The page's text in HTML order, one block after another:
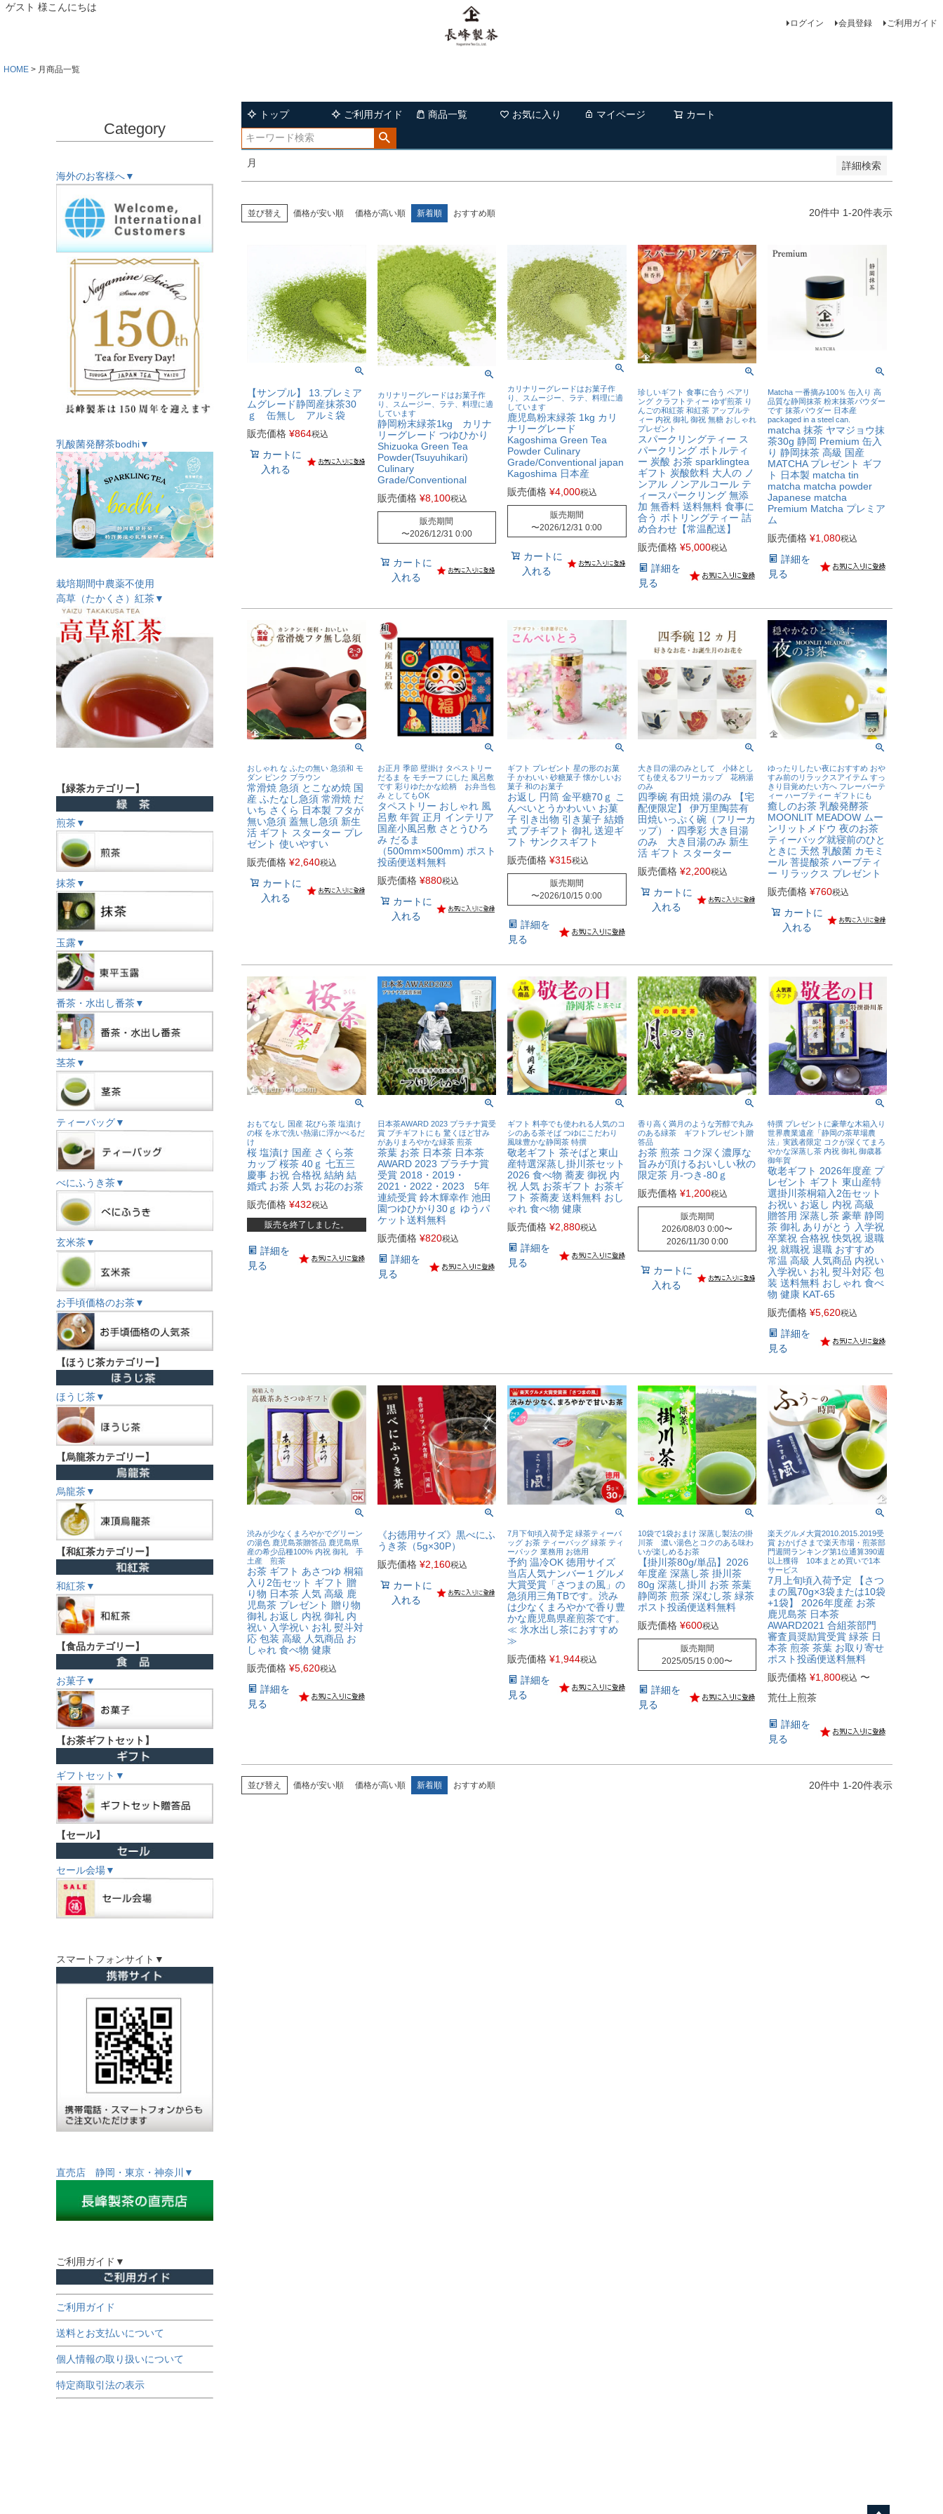
ゲスト 様こんにちは
ログイン 会員登録 ご利用ガイド
HOME 月商品一覧
Category
海外のお客様へ▼
乳酸菌発酵茶bodhi▼
栽培期間中農薬不使用
高草（たかくさ）紅茶▼
【緑茶カテゴリー】
煎茶▼
抹茶▼
玉露▼
番茶・水出し番茶▼
茎茶▼
ティーバッグ▼
べにふうき茶▼
玄米茶▼
お手頃価格のお茶▼
【ほうじ茶カテゴリー】
ほうじ茶▼
【烏龍茶カテゴリー】
烏龍茶▼
【和紅茶カテゴリー】
和紅茶▼
【食品カテゴリー】
お菓子▼
【お茶ギフトセット】
ギフトセット▼
【セール】
セール会場▼
スマートフォンサイト▼
直売店 静岡・東京・神奈川▼
ご利用ガイド▼
ご利用ガイド
送料とお支払いについて
個人情報の取り扱いについて
特定商取引法の表示
トップ ご利用ガイド 商品一覧 お気に入り マイページ カート
月 詳細検索
並び替え 価格が安い順 価格が高い順 新着順 おすすめ順 20件中 1-20件表示
【サンプル】 13.プレミア
ムグレード静岡産抹茶30
ｇ 缶無し アルミ袋
販売価格 ¥864税込
カートに
入れる
カリナリーグレードはお菓子作
り、スムージー、ラテ、料理に適
しています
静岡粉末緑茶1kg カリナ
リーグレード つゆひかり
Shizuoka Green Tea
Powder(Tsuyuhikari)
Culinary
Grade/Conventional
販売価格 ¥8,100税込
販売期間
〜2026/12/31 0:00
カートに
入れる
カリナリーグレードはお菓子作
り、スムージー、ラテ、料理に適
しています
鹿児島粉末緑茶 1kg カリ
ナリーグレード
Kagoshima Green Tea
Powder Culinary
Grade/Conventional japan
Kagoshima 日本産
販売価格 ¥4,000税込
販売期間
〜2026/12/31 0:00
カートに
入れる
珍しいギフト 食事に合う ペアリ
ング クラフトティー ゆず煎茶 り
んごの和紅茶 和紅茶 アップルテ
ィー 内祝 御礼 御祝 無糖 おしゃれ
プレゼント
スパークリングティー ス
パークリング ボトルティ
ー 炭酸 お茶 sparklingtea
ギフト 炭酸飲料 大人の ノ
ンアル ノンアルコール テ
ィースパークリング 無添
加 無香料 送料無料 食事に
合う ボトリングティー 詰
め合わせ【常温配送】
販売価格 ¥5,000税込
詳細を
見る
Matcha 一番摘み100％ 缶入り 高
品質な静岡抹茶 粉末抹茶パウダー
です 抹茶パウダー 日本産
packaged in a steel can.
matcha 抹茶 ヤマジョウ抹
茶30g 静岡 Premium 缶入
り 静岡抹茶 高級 国産
MATCHA プレゼント ギフ
ト 日本製 matcha tin
matcha matcha powder
Japanese matcha
Premium Matcha プレミア
ム
販売価格 ¥1,080税込
詳細を
見る
おしゃれ な ふたの無い 急須和 モ
ダン ピンク ブラウン
常滑焼 急須 とこなめ焼 国
産 ふたなし急須 常滑焼 だ
いち さくら 日本製 フタが
無い急須 蓋無し急須 新生
活 ギフト スターター プレ
ゼント 使いやすい
販売価格 ¥2,640税込
カートに
入れる
お正月 季節 壁掛け タペストリー
だるま を モチーフ にした 風呂敷
です 彩りゆたかな絵柄 お弁当包
み としてもOK
タペストリー おしゃれ 風
呂敷 年賀 正月 インテリア
国産小風呂敷 さとうひろ
み だるま
（500mm×500mm) ポスト
投函便送料無料
販売価格 ¥880税込
カートに
入れる
ギフト プレゼント 星の形のお菓
子 かわいい 砂糖菓子 懐かしいお
菓子 和のお菓子
お返し 円筒 金平糖70ｇ こ
んぺいとうかわいい お菓
子 引き出物 引き菓子 結婚
式 プチギフト 御礼 送迎ギ
フト サンクスギフト
販売価格 ¥315税込
販売期間
〜2026/10/15 0:00
詳細を
見る
大き目の湯のみとして 小鉢とし
ても使えるフリーカップ 花柄湯
のみ
四季碗 有田焼 湯のみ 【宅
配便限定】 伊万里陶芸有
田焼いっぷく碗（フリーカ
ップ）・四季彩 大き目湯
のみ 大き目湯のみ 新生
活 ギフト スターター
販売価格 ¥2,200税込
カートに
入れる
ゆったりしたい夜におすすめ おや
すみ前のリラックスアイテム すっ
きり目覚めたい方へ フレーバーテ
ィー ハーブティー ギフトにも
癒しのお茶 乳酸発酵茶
MOONLIT MEADOW ムー
ンリットメドウ 夜のお茶
ティーバッグ就寝前のひと
ときに 天然 乳酸菌 カモミ
ール 菩提酸茶 ハーブティ
ー リラックス プレゼント
販売価格 ¥760税込
カートに
入れる
おもてなし 国産 花びら茶 塩漬け
の桜 を水で洗い熱湯に浮かべるだ
け
桜 塩漬け 国産 さくら茶
カップ 桜茶 40ｇ 七五三
慶事 お祝 合格祝 結納 結
婚式 お茶 人気 お花のお茶
販売価格 ¥432税込
販売を終了しました。
詳細を
見る
日本茶AWARD 2023 プラチナ賞受
賞 プチギフトにも 驚くほど甘み
がありまろやかな緑茶 煎茶
茶葉 お茶 日本茶 日本茶
AWARD 2023 プラチナ賞
受賞 2018・2019・
2021・2022・2023 5年
連続受賞 鈴木輝幸作 池田
園つゆひかり30ｇ ゆうパ
ケット送料無料
販売価格 ¥820税込
詳細を
見る
ギフト 料亭でも使われる人気のコ
シのある茶そば つゆにこだわり
風味豊かな静岡茶 特撰
敬老ギフト 茶そばと東山
産特選深蒸し掛川茶セット
2026 食べ物 蕎麦 御祝 内
祝 人気 お茶ギフト お茶ギ
フト 茶蕎麦 送料無料 おし
ゃれ 食べ物 健康
販売価格 ¥2,880税込
詳細を
見る
香り高く満月のような芳醇で丸み
のある緑茶 ギフトプレゼント贈
答品
お茶 煎茶 コク深く濃厚な
旨みが頂けるおいしい秋の
限定茶 月-つき-80ｇ
販売価格 ¥1,200税込
販売期間
2026/08/03 0:00〜
2026/11/30 0:00
カートに
入れる
特撰 プレゼントに豪華な木箱入り
世界農業遺産「静岡の茶草場農
法」実践者限定 コクが深くてまろ
やかな深蒸し茶 内祝 御礼 御歳暮
御年賀
敬老ギフト 2026年度産 プ
レゼント ギフト 東山産特
選掛川茶桐箱入2缶セット
お祝い お返し 内祝 高級
贈答用 深蒸し茶 豪華 静岡
茶 御礼 ありがとう 入学祝
卒業祝 合格祝 快気祝 退職
祝 就職祝 退職 おすすめ
常温 高級 人気商品 内祝い
入学祝い お礼 熨斗対応 包
装 送料無料 おしゃれ 食べ
物 健康 KAT-65
販売価格 ¥5,620税込
詳細を
見る
渋みが少なくまろやかでグリーン
の湯色 鹿児島茶贈答品 鹿児島県
産の希少品種100% 内祝 御礼 手
土産 煎茶
お茶 ギフト あさつゆ 桐箱
入り2缶セット ギフト 贈
り物 日本茶 人気 高級 鹿
児島茶 プレゼント 贈り物
御礼 お返し 内祝 御礼 内
祝い 入学祝い お礼 熨斗対
応 包装 高級 人気商品 お
しゃれ 食べ物 健康
販売価格 ¥5,620税込
詳細を
見る
《お徳用サイズ》黒べにふ
うき茶（5g×30P）
販売価格 ¥2,160税込
カートに
入れる
7月下旬頃入荷予定 緑茶ティーバ
ッグ お茶 ティーバッグ 緑茶 ティ
ーパック 業務用 お徳用
予約 温冷OK 徳用サイズ
当店人気ナンバー１グルメ
大賞受賞「さつまの風」の
急須用三角TBです。渋み
は少なくまろやかで香り豊
かな鹿児島県産煎茶です。
≪ 氷水出し茶におすすめ
≫
販売価格 ¥1,944税込
詳細を
見る
10袋で1袋おまけ 深蒸し製法の掛
川茶 濃い湯色とコクのある味わ
いが楽しめるお茶
【掛川茶80g/単品】2026
年度産 深蒸し茶 掛川茶
80g 深蒸し掛川 お茶 茶葉
静岡茶 煎茶 深むし茶 緑茶
ポスト投函便送料無料
販売価格 ¥600税込
販売期間
2025/05/15 0:00〜
詳細を
見る
楽天グルメ大賞2010.2015.2019受
賞 おかげさまで楽天市場・煎茶部
門週間ランキング第1位通算390週
以上獲得 10本まとめ買いで1本
サービス
7月上旬頃入荷予定 【さつ
まの風70g×3袋または10袋
+1袋】 2026年度産 お茶
鹿児島茶 日本茶
AWARD2021 合組茶部門
審査員奨励賞受賞 緑茶 日
本茶 煎茶 茶葉 お取り寄せ
ポスト投函便送料無料
販売価格 ¥1,800税込 〜
荒仕上煎茶
詳細を
見る
並び替え 価格が安い順 価格が高い順 新着順 おすすめ順 20件中 1-20件表示